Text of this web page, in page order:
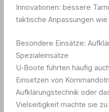
Innovationen: bessere
taktische Anpassungen
Besondere Einsätze:
Spezialeinsätze
U‑Boote führten häufig
Einsetzen von
Aufklärungstechnik oder
Vielseitigkeit machte sie